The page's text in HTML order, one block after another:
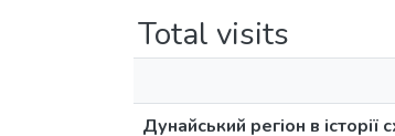
Total visits
Дунайський регіон в історії